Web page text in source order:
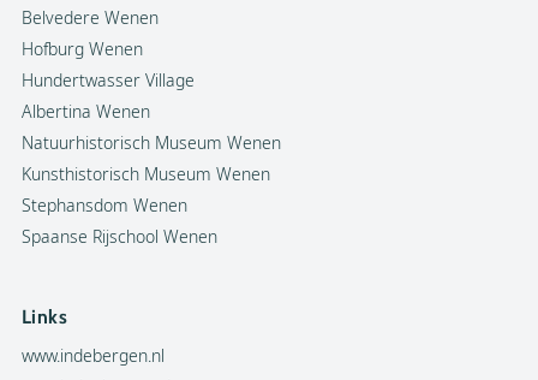
Belvedere Wenen
Hofburg Wenen
Hundertwasser Village
Albertina Wenen
Natuurhistorisch Museum Wenen
Kunsthistorisch Museum Wenen
Stephansdom Wenen
Spaanse Rijschool Wenen
Links
www.indebergen.nl